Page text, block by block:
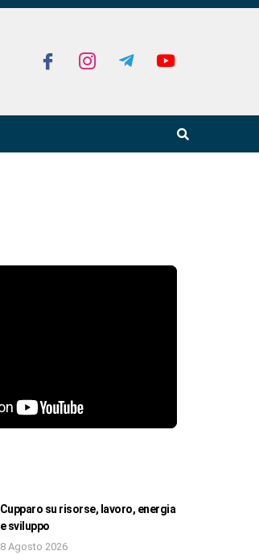
Cupparo su risorse, lavoro, energia
e sviluppo
8 Agosto 2026